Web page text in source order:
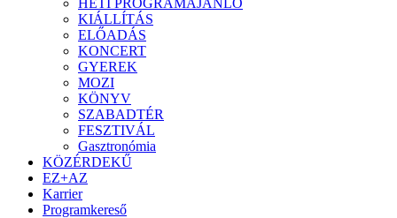
HETI PROGRAMAJÁNLÓ
KIÁLLÍTÁS
ELŐADÁS
KONCERT
GYEREK
MOZI
KÖNYV
SZABADTÉR
FESZTIVÁL
Gasztronómia
KÖZÉRDEKŰ
EZ+AZ
Karrier
Programkereső